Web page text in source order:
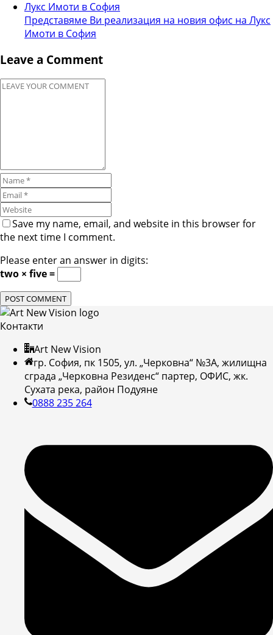
Представяме Ви реализация на новия офис на Лукс
Имоти в София
Leave a Comment
Save my name, email, and website in this browser for
the next time I comment.
Please enter an answer in digits:
two × five =
Контакти
Art New Vision
гр. София, пк 1505, ул. „Черковна“ №3А, жилищна
сграда „Черковна Резиденс“ партер, ОФИС, жк.
Сухата река, район Подуяне
0888 235 264